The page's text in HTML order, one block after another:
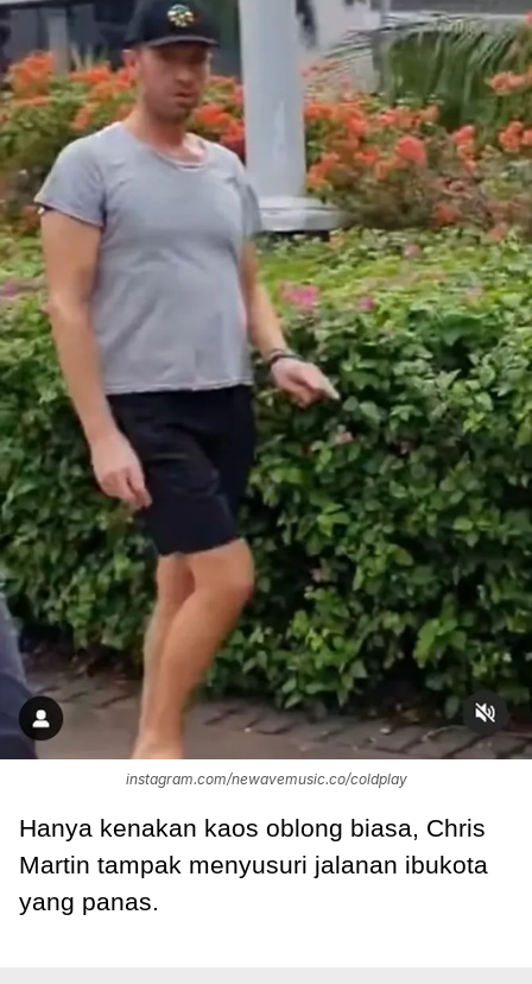
instagram.com/newavemusic.co/coldplay
Hanya kenakan kaos oblong biasa, Chris
Martin tampak menyusuri jalanan ibukota
yang panas.